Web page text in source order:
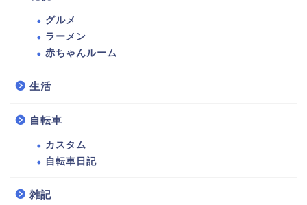
グルメ
ラーメン
赤ちゃんルーム
生活
自転車
カスタム
自転車日記
雑記